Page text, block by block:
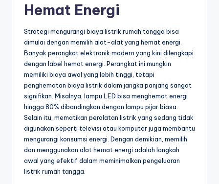
Hemat Energi
Strategi mengurangi biaya listrik rumah tangga bisa
dimulai dengan memilih alat-alat yang hemat energi.
Banyak perangkat elektronik modern yang kini dilengkapi
dengan label hemat energi. Perangkat ini mungkin
memiliki biaya awal yang lebih tinggi, tetapi
penghematan biaya listrik dalam jangka panjang sangat
signifikan. Misalnya, lampu LED bisa menghemat energi
hingga 80% dibandingkan dengan lampu pijar biasa.
Selain itu, mematikan peralatan listrik yang sedang tidak
digunakan seperti televisi atau komputer juga membantu
mengurangi konsumsi energi. Dengan demikian, memilih
dan menggunakan alat hemat energi adalah langkah
awal yang efektif dalam meminimalkan pengeluaran
listrik rumah tangga.